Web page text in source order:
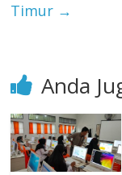
Timur →
Anda